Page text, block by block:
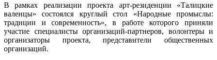
В рамках реализации проекта арт-резиденции «Талицкие
валенцы» состоялся круглый стол «Народные промыслы:
традиции и современность», в работе которого приняли
участие специалисты организаций-партнеров, волонтеры и
организаторы проекта, представители общественных
организаций.